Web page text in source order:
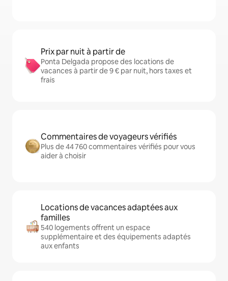
Prix par nuit à partir de
Ponta Delgada propose des locations de
vacances à partir de 9 € par nuit, hors taxes et
frais
Commentaires de voyageurs vérifiés
Plus de 44 760 commentaires vérifiés pour vous
aider à choisir
Locations de vacances adaptées aux
familles
540 logements offrent un espace
supplémentaire et des équipements adaptés
aux enfants